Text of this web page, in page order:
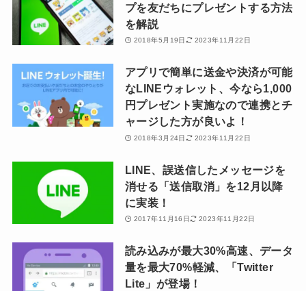
プを友だちにプレゼントする方法
を解説
2018年5月19日 2023年11月22日
アプリで簡単に送金や決済が可能
なLINEウォレット、今なら1,000
円プレゼント実施なので連携とチ
ャージした方が良いよ！
2018年3月24日 2023年11月22日
LINE、誤送信したメッセージを
消せる「送信取消」を12月以降
に実装！
2017年11月16日 2023年11月22日
読み込みが最大30%高速、データ
量を最大70%軽減、「Twitter
Lite」が登場！